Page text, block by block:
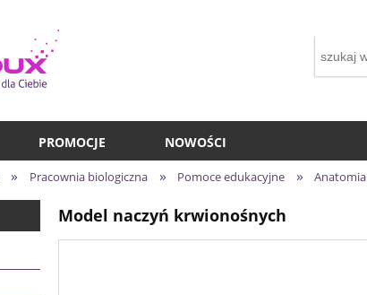
PROMOCJE NOWOŚCI
» Pracownia biologiczna » Pomoce edukacyjne » Anatomia
Model naczyń krwionośnych